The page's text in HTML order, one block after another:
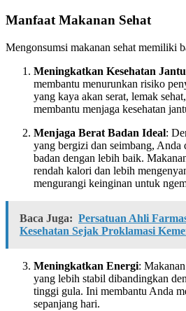
Manfaat Makanan Sehat
Mengonsumsi makanan sehat memiliki
Meningkatkan Kesehatan
membantu menurunkan risiko
yang kaya akan serat, lemak
membantu menjaga kesehatan
Menjaga Berat Badan Ideal:
yang bergizi dan seimbang, Anda
badan dengan lebih baik.
rendah kalori dan lebih
mengurangi keinginan untuk
Baca Juga: Persatuan Ahli
Kesehatan Sejak Proklamasi
Meningkatkan Energi:
yang lebih stabil dibandingkan
tinggi gula. Ini membantu Anda
sepanjang hari.